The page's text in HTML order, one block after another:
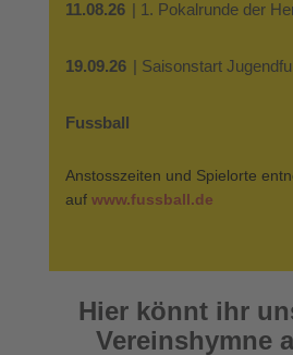
11.08.26 | 1. Pokalrunde der
19.09.26 | Saisonstart
Fussball
Anstosszeiten und Spielorte
auf www.fussball.de
Hier könnt ihr
Vereinshymne